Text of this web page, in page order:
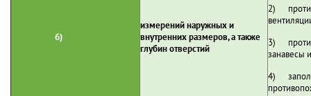
6)
измерений наружных и
внутренних размеров, а также
глубин отверстий
2)
3)
занавесы
4)